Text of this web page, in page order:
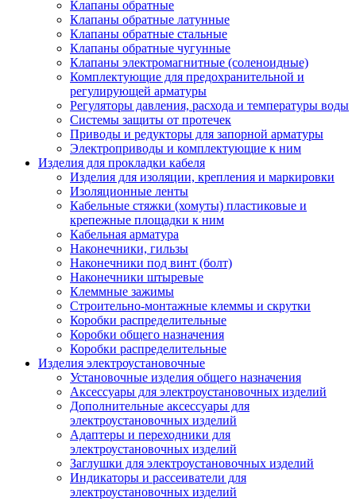
Клапаны обратные
Клапаны обратные латунные
Клапаны обратные стальные
Клапаны обратные чугунные
Клапаны электромагнитные (соленоидные)
Комплектующие для предохранительной и
регулирующей арматуры
Регуляторы давления, расхода и температуры воды
Системы защиты от протечек
Приводы и редукторы для запорной арматуры
Электроприводы и комплектующие к ним
Изделия для прокладки кабеля
Изделия для изоляции, крепления и маркировки
Изоляционные ленты
Кабельные стяжки (хомуты) пластиковые и
крепежные площадки к ним
Кабельная арматура
Наконечники, гильзы
Наконечники под винт (болт)
Наконечники штыревые
Клеммные зажимы
Строительно-монтажные клеммы и скрутки
Коробки распределительные
Коробки общего назначения
Коробки распределительные
Изделия электроустановочные
Установочные изделия общего назначения
Аксессуары для электроустановочных изделий
Дополнительные аксессуары для
электроустановочных изделий
Адаптеры и переходники для
электроустановочных изделий
Заглушки для электроустановочных изделий
Индикаторы и рассеиватели для
электроустановочных изделий